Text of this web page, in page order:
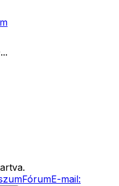
...
FórumE-mail: